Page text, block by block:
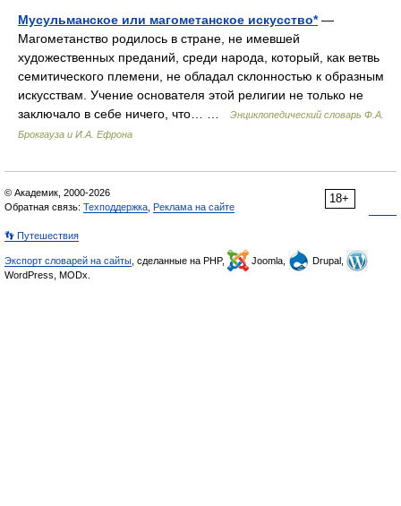
Мусульманское или магометанское искусство*—
Магометанство родилось в стране, не имевшей
художественных преданий, среди народа, который, как ветвь
семитического племени, не обладал склонностью к образным
искусствам. Учение основателя этой религии не только не
заключало в себе ничего, что… …
Энциклопедический словарь Ф.А.
Брокгауза и И.А. Ефрона
18+
© Академик, 2000-2026
Обратная связь: Техподдержка Реклама на сайте
👣 Путешествия
Экспорт словарей на сайты , сделанные на PHP, Joomla,
Drupal,
WordPress, MODx.